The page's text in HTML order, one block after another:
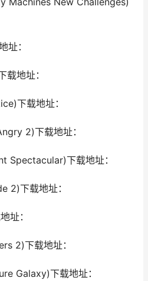
址：
地址：
下载地址：
2)下载地址：
Spectacular)下载地址：
2)下载地址：
址：
2)下载地址：
Galaxy)下载地址：